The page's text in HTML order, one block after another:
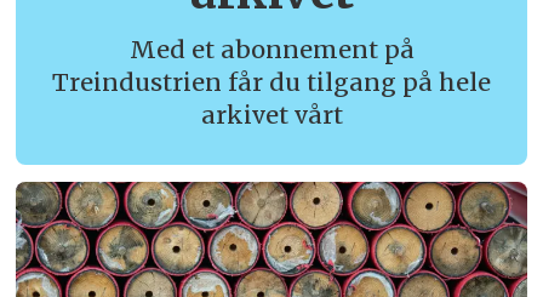
Med et abonnement på
Treindustrien får du tilgang på hele
arkivet vårt